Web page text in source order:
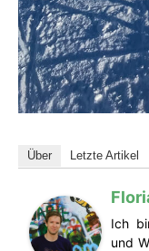
Über Letzte Artikel
Ich
und